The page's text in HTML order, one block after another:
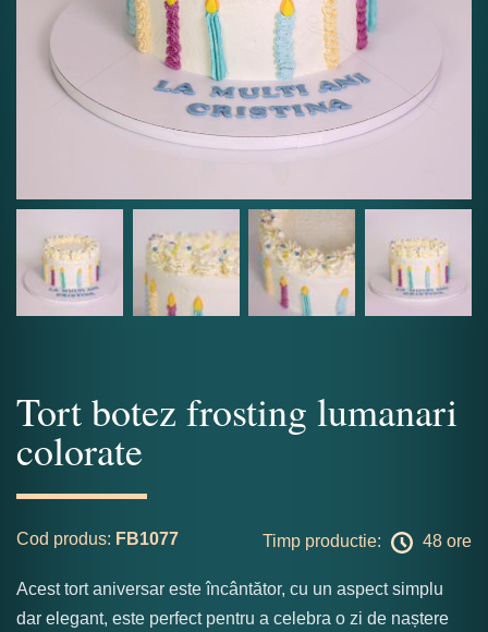
Tort botez frosting lumanari
colorate
Cod produs: FB1077 Timp productie: 48 ore
Acest tort aniversar este încântător, cu un aspect simplu
dar elegant, este perfect pentru a celebra o zi de naștere